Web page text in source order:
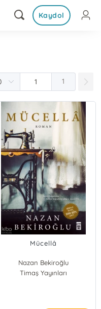
Kaydol
1
Mücellâ
Nazan Bekiroğlu
Timaş Yayınları